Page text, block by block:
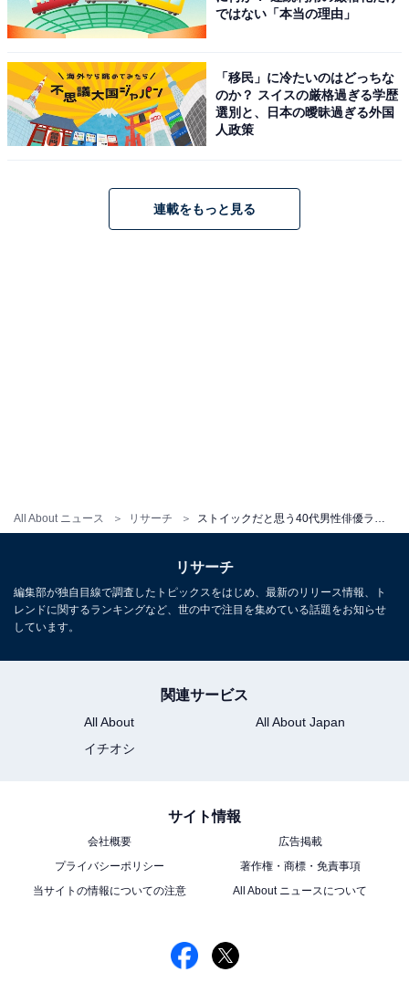
All About ニュース リサーチ
（しんし）に取り組む姿に定評があります。
回答者のコメントを見ると「ゴリゴリなマッチョから急
に病人でガリガリに急激に減量していてすごいと思っ
た」（30代女性／岡山県）、「役作りで体重や顔つきま
で変えることができる俳優だと思うから」（30代女性／
の知識なども身につけているから」（40代女性／栃木県
）といった声がありました。
る
ではない「本当の理由」
「移民」に冷たいのはどっちな
のか？ スイスの厳格過ぎる学歴
選別と、日本の曖昧過ぎる外国
人政策
連載をもっと見る
リサーチ
編集部が独自目線で調査したトピックスをはじめ、最新のリリース情報、ト
レンドに関するランキングなど、世の中で注目を集めている話題をお知らせ
しています。
関連サービス
All About
All About Japan
イチオシ
サイト情報
会社概要
広告掲載
プライバシーポリシー
著作権・商標・免責事項
当サイトの情報についての注意
All About ニュースについて